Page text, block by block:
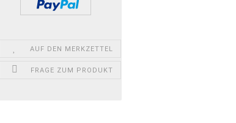
AUF DEN MERKZETTEL
FRAGE ZUM PRODUKT